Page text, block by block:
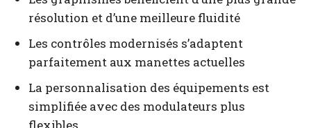
résolution et d’une meilleure fluidité
Les contrôles modernisés s’adaptent
parfaitement aux manettes actuelles
La personnalisation des équipements est
simplifiée avec des modulateurs plus